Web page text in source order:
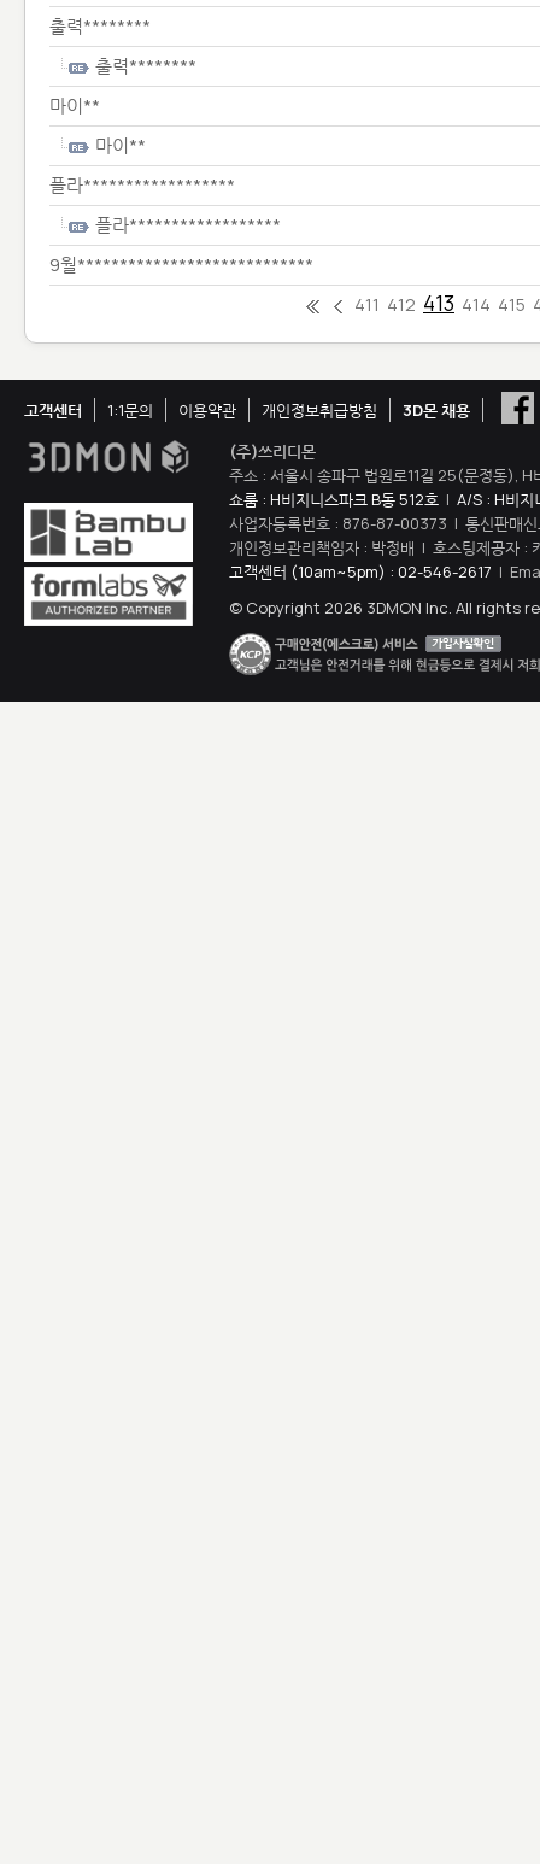
출력********
출력********
마이**
마이**
플라******************
플라******************
9월****************************
411 412 413 414 415
고객센터 1:1문의 이용약관 개인정보취급방침
3D몬 채용
(주)쓰리디몬
주소 : 서울시 송파구 법원로11길 25(문정동),
쇼룸 : H비지니스파크 B동 512호 | A/S : H비지
사업자등록번호 : 876-87-00373 | 통신판매
개인정보관리책임자 : 박정배 | 호스팅제공자 :
고객센터 (10am~5pm) : 02-546-2617 |
© Copyright 2026 3DMON Inc. All rights